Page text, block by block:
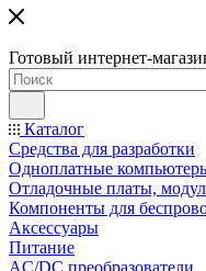
Готовый интернет-
Каталог
Средства для разработки
Одноплатные
Отладочные платы,
Компоненты для
Аксессуары
Питание
AC/DC преобразователи